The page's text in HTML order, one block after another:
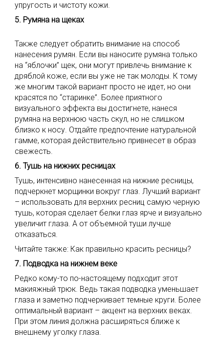
упругость и чистоту кожи.
5. Румяна на щеках
Также следует обратить внимание на способ
нанесения румян. Если вы наносите румяна только
на “яблочки” щек, они могут привлечь внимание к
дряблой коже, если вы уже не так молоды. К тому
же многим такой вариант просто не идет, но они
красятся по “старинке”. Более приятного
визуального эффекта вы достигнете, нанеся
румяна на верхнюю часть скул, но не слишком
близко к носу. Отдайте предпочтение натуральной
гамме, которая действительно привнесет в образ
свежесть.
6. Тушь на нижних ресницах
Тушь, интенсивно нанесенная на нижние ресницы,
подчеркнет морщинки вокруг глаз. Лучший вариант
– использовать для верхних ресниц самую черную
тушь, которая сделает белки глаз ярче и визуально
увеличит глаза. А от объемной туши лучше
отказаться.
Читайте также: Как правильно красить ресницы?
7. Подводка на нижнем веке
Редко кому-то по-настоящему подходит этот
макияжный трюк. Ведь такая подводка уменьшает
глаза и заметно подчеркивает темные круги. Более
оптимальный вариант – акцент на верхних веках.
При этом линия должна расширяться ближе к
внешнему уголку глаза.